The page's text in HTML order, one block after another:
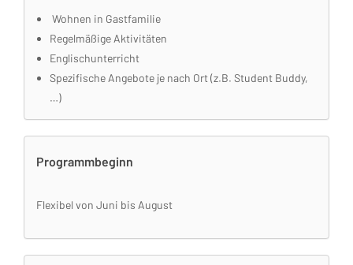
Wohnen in Gastfamilie
Regelmäßige Aktivitäten
Englischunterricht
Spezifische Angebote je nach Ort (z.B. Student Buddy,
…)
Programmbeginn
Flexibel von Juni bis August